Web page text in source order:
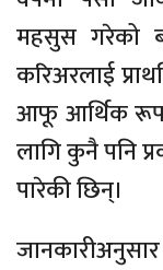
महसुस गरेको
करिअरलाई
आफू आर्थिक
लागि कुनै पनि
पारेकी छिन्।